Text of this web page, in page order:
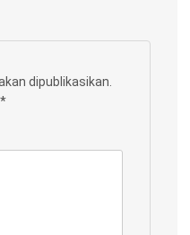
dipublikasikan.
*